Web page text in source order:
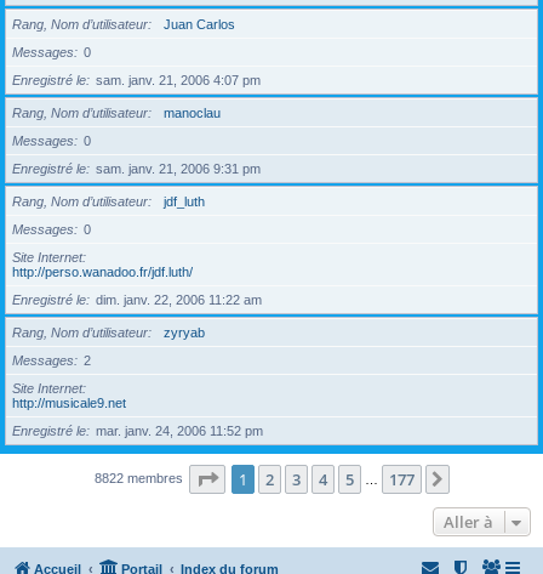
Rang, Nom d’utilisateur
Juan Carlos
Messages
0
Enregistré le
sam. janv. 21, 2006 4:07 pm
Rang, Nom d’utilisateur
manoclau
Messages
0
Enregistré le
sam. janv. 21, 2006 9:31 pm
Rang, Nom d’utilisateur
jdf_luth
Messages
0
Site Internet
http://perso.wanadoo.fr/jdf.luth/
Enregistré le
dim. janv. 22, 2006 11:22 am
Rang, Nom d’utilisateur
zyryab
Messages
2
Site Internet
http://musicale9.net
Enregistré le
mar. janv. 24, 2006 11:52 pm
8822 membres Page 1sur177
1 2 3 4 5 177
Aller à
Accueil Portail Index du forum